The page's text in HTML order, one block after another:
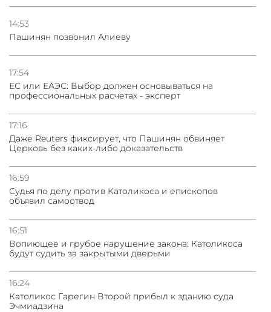
14:53
Пашинян позвонил Алиеву
17:54
ЕС или ЕАЭС: Выбор должен основываться на
профессиональных расчетах - эксперт
17:16
Даже Reuters фиксирует, что Пашинян обвиняет
Церковь без каких-либо доказательств
16:59
Судья по делу против Католикоса и епископов
объявил самоотвод
16:51
Вопиющее и грубое нарушение закона: Католикоса
будут судить за закрытыми дверьми
16:24
Католикос Гарегин Второй прибыл к зданию суда
Эчмиадзина